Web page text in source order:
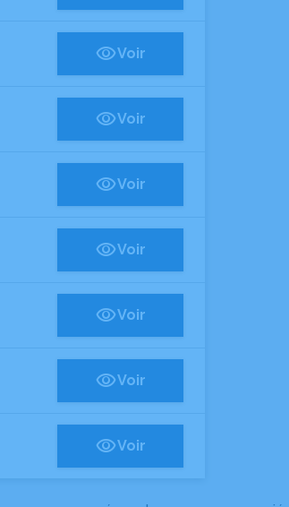
Voir
Voir
Voir
Voir
Voir
Voir
Voir